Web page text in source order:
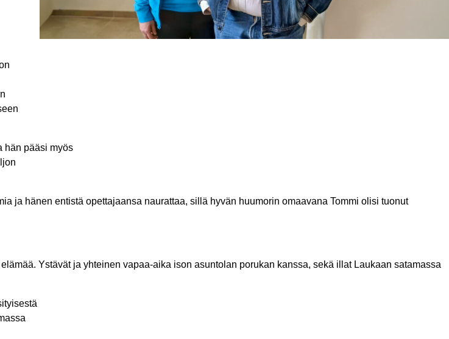
hän pääsi myös
ja hänen entistä opettajaansa naurattaa, sillä hyvän huumorin omaavana Tommi olisi tuonut
Ystävät ja yhteinen vapaa-aika ison asuntolan porukan kanssa, sekä illat Laukaan satamassa